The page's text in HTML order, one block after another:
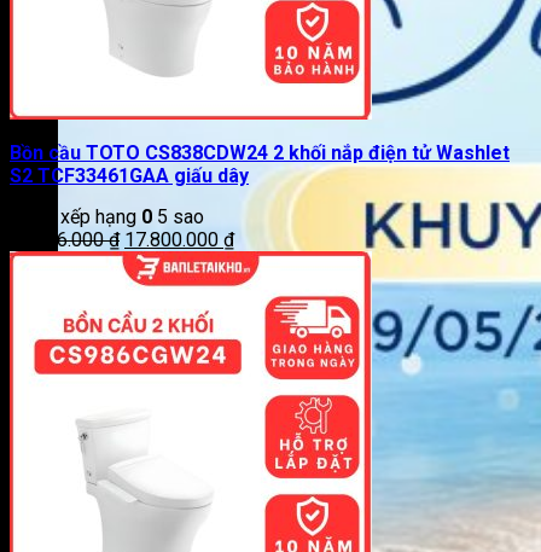
Bồn cầu TOTO CS838CDW24 2 khối nắp điện tử Washlet
S2 TCF33461GAA giấu dây
Được xếp hạng 0 5 sao
21.826.000₫ Giá
gốc
là:
21.826.000 ₫.
17.800.000 ₫Giá
hiện
tại
17.800.000 ₫.